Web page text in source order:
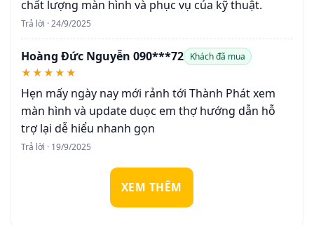
chất lượng màn hình và phục vụ của kỹ thuật.
Trả lời · 24/9/2025
Hoàng Đức Nguyễn 090***72 Khách đã mua
★★★★★
Hẹn mấy ngày nay mới rảnh tới Thành Phát xem
màn hình và update duọc em thợ hướng dẫn hỗ
trợ lại dễ hiểu nhanh gọn
Trả lời · 19/9/2025
XEM THÊM